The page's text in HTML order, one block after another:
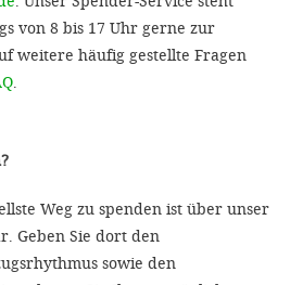
von 8 bis 17 Uhr gerne zur
weitere häufig gestellte Fragen
.
Weg zu spenden ist über unser
Geben Sie dort den
sowie den